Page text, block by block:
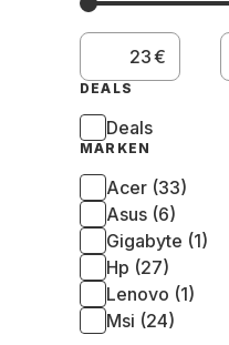
€
DEALS
Deals
MARKEN
Acer (33)
Asus (6)
Gigabyte (1)
Hp (27)
Lenovo (1)
Msi (24)